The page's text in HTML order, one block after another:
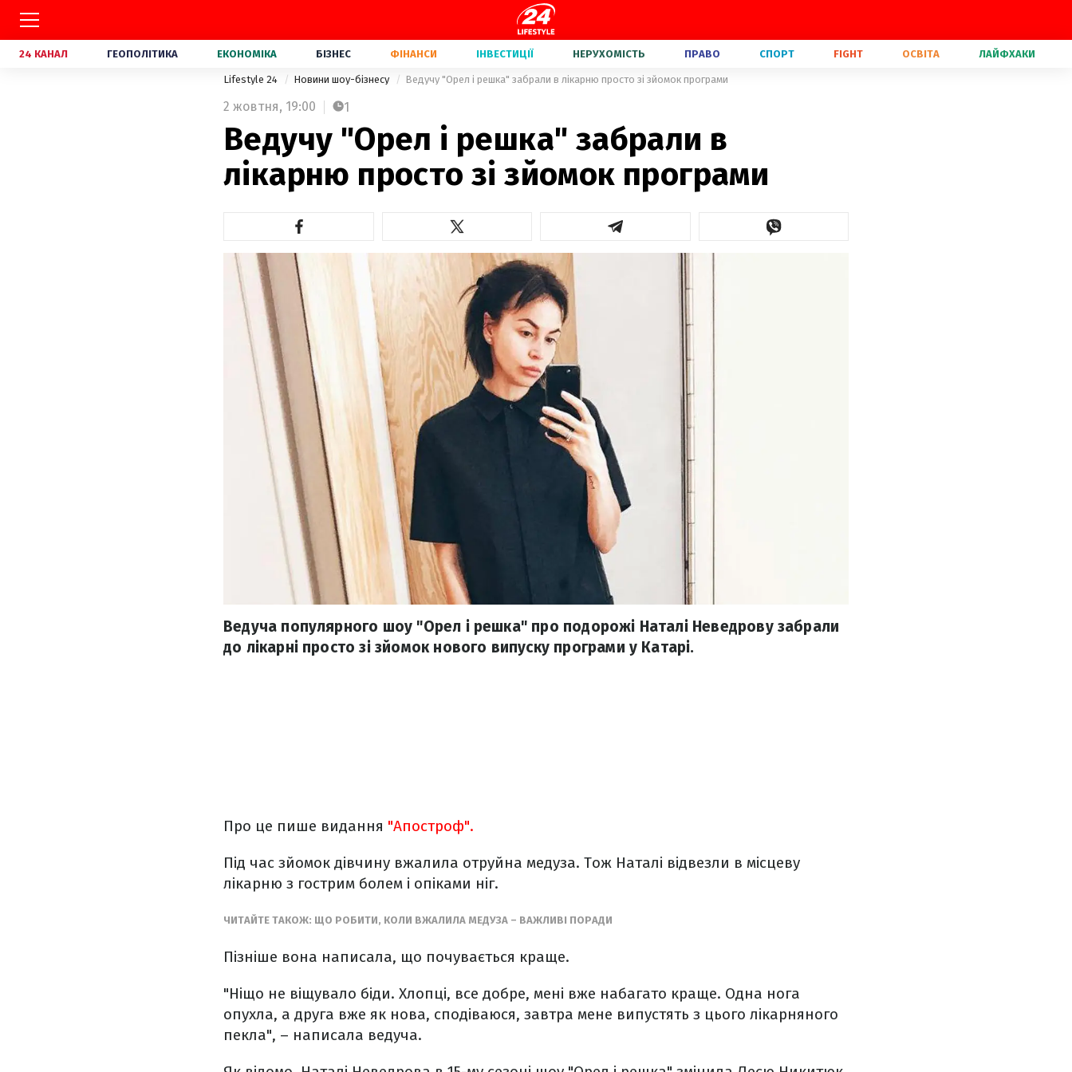
24 КАНАЛ ГЕОПОЛІТИКА ЕКОНОМІКА БІЗНЕС ФІНАНСИ ІНВЕСТИЦІЇ НЕРУХОМІСТЬ ПРАВО СПОРТ FIGHT ОСВІТА ЛАЙФХАКИ
Lifestyle 24 Новини шоу-бізнесу Ведучу "Орел і решка" забрали в лікарню просто зі зйомок програми
2 жовтня, 19:00 1
Ведучу "Орел і решка" забрали в
лікарню просто зі зйомок програми
Ведуча популярного шоу "Орел і решка" про подорожі Наталі Неведрову забрали
до лікарні просто зі зйомок нового випуску програми у Катарі.
Про це пише видання "Апостроф".
Під час зйомок дівчину вжалила отруйна медуза. Тож Наталі відвезли в місцеву
лікарню з гострим болем і опіками ніг.
ЧИТАЙТЕ ТАКОЖ: ЩО РОБИТИ, КОЛИ ВЖАЛИЛА МЕДУЗА – ВАЖЛИВІ ПОРАДИ
Пізніше вона написала, що почувається краще.
"Ніщо не віщувало біди. Хлопці, все добре, мені вже набагато краще. Одна нога
опухла, а друга вже як нова, сподіваюся, завтра мене випустять з цього лікарняного
пекла", – написала ведуча.